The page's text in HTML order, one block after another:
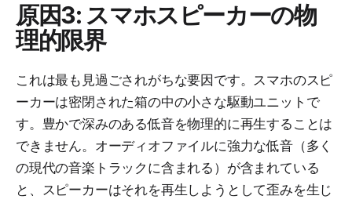
原因3: スマホスピーカーの物
理的限界
これは最も見過ごされがちな要因です。スマホのスピ
ーカーは密閉された箱の中の小さな駆動ユニットで
す。豊かで深みのある低音を物理的に再生することは
できません。オーディオファイルに強力な低音（多く
の現代の音楽トラックに含まれる）が含まれている
と、スピーカーはそれを再生しようとして歪みを生じ